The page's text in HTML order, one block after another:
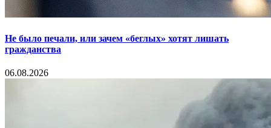
Не было печали, или зачем «беглых» хотят лишать
гражданства
06.08.2026